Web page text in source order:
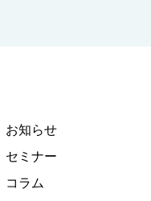
お知らせ
セミナー
コラム